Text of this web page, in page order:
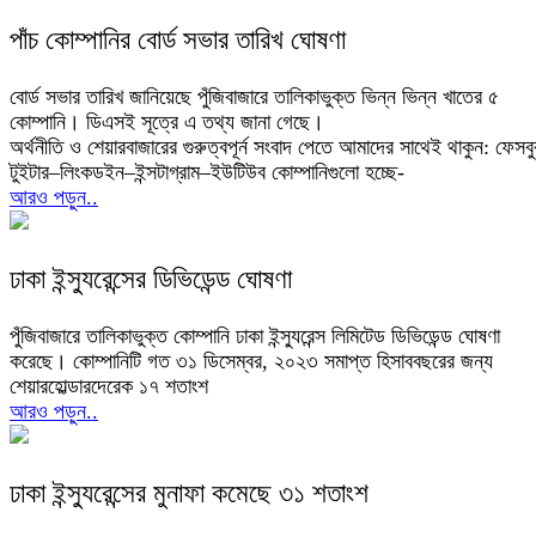
পাঁচ কোম্পানির বোর্ড সভার তারিখ ঘোষণা
বোর্ড সভার তারিখ জানিয়েছে পুঁজিবাজারে তালিকাভুক্ত ভিন্ন ভিন্ন খাতের ৫
কোম্পানি। ডিএসই সূত্রে এ তথ্য জানা গেছে।
অর্থনীতি ও শেয়ারবাজারের গুরুত্বপূর্ন সংবাদ পেতে আমাদের সাথেই থাকুন:
টুইটার–লিংকডইন–ইন্সটাগ্রাম–ইউটিউব কোম্পানিগুলো হচ্ছে-
আরও পড়ুন..
ঢাকা ইন্স্যুরেন্সের ডিভিডেন্ড ঘোষণা
পুঁজিবাজারে তালিকাভুক্ত কোম্পানি ঢাকা ইন্স্যুরেন্স লিমিটেড ডিভিডেন্ড ঘোষণা
করেছে। কোম্পানিটি গত ৩১ ডিসেম্বর, ২০২৩ সমাপ্ত হিসাববছরের জন্য
শেয়ারহোল্ডারদেরেক ১৭ শতাংশ
আরও পড়ুন..
ঢাকা ইন্স্যুরেন্সের মুনাফা কমেছে ৩১ শতাংশ